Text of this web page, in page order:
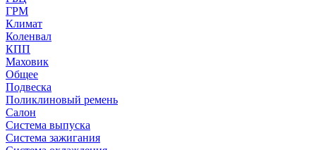
ГРМ
Климат
Коленвал
КПП
Маховик
Общее
Подвеска
Поликлиновый ремень
Салон
Система выпуска
Система зажигания